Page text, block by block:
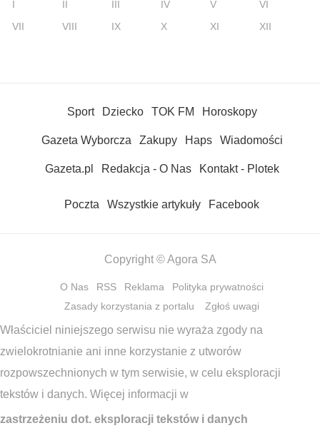
I II III IV V
VI
VII
VIII IX X XI XII
Sport Dziecko TOK FM Horoskopy
Gazeta Wyborcza Zakupy Haps Wiadomości
Gazeta.pl Redakcja - O Nas Kontakt - Plotek
Poczta Wszystkie artykuły Facebook
Copyright © Agora SA
O Nas RSS Reklama
Polityka prywatności
Zasady korzystania z portalu
Zgłoś uwagi
Właściciel niniejszego serwisu nie wyraża zgody na
zwielokrotnianie ani inne korzystanie z utworów
rozpowszechnionych w tym serwisie, w celu eksploracji
tekstów i danych. Więcej informacji w
zastrzeżeniu dot. eksploracji tekstów i danych